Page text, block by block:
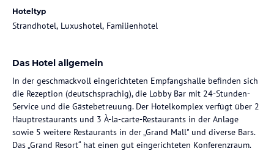
Hoteltyp
Strandhotel, Luxushotel, Familienhotel
Das Hotel allgemein
In der geschmackvoll eingerichteten Empfangshalle befinden sich
die Rezeption (deutschsprachig), die Lobby Bar mit 24-Stunden-
Service und die Gästebetreuung. Der Hotelkomplex verfügt über 2
Hauptrestaurants und 3 À-la-carte-Restaurants in der Anlage
sowie 5 weitere Restaurants in der „Grand Mall" und diverse Bars.
Das „Grand Resort“ hat einen gut eingerichteten Konferenzraum.